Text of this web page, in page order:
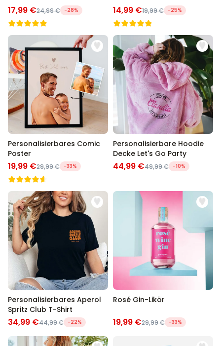
17,99 €24,99 € -28% 14,99 €19,99 € -25%
Personalisierbares Comic
Poster
19,99 €29,99 € -33%
Personalisierbare Hoodie
Decke Let's Go Party
44,99 €49,99 € -10%
Personalisierbares Aperol
Spritz Club T-Shirt
34,99 €44,99 € -22%
Rosé Gin-Likör
19,99 €29,99 € -33%